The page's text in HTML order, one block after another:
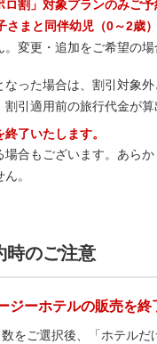
割」対象プランのみご
まと同伴幼児（0～2歳
変更・追加をご希望の
った場合は、割引対象
引適用前の旅行代金が算
了いたします。
合もございます。あらか
。
時のご注意
ーホテルの販売を終
をご選択後、「ホテル